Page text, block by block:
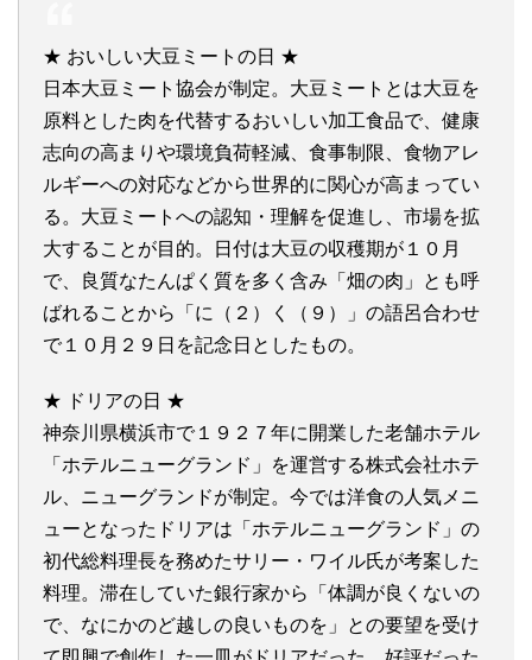
★ おいしい大豆ミートの日 ★
日本大豆ミート協会が制定。大豆ミートとは大豆を
原料とした肉を代替するおいしい加工食品で、健康
志向の高まりや環境負荷軽減、食事制限、食物アレ
ルギーへの対応などから世界的に関心が高まってい
る。大豆ミートへの認知・理解を促進し、市場を拡
大することが目的。日付は大豆の収穫期が１０月
で、良質なたんぱく質を多く含み「畑の肉」とも呼
ばれることから「に（２）く（９）」の語呂合わせ
で１０月２９日を記念日としたもの。
★ ドリアの日 ★
神奈川県横浜市で１９２７年に開業した老舗ホテル
「ホテルニューグランド」を運営する株式会社ホテ
ル、ニューグランドが制定。今では洋食の人気メニ
ューとなったドリアは「ホテルニューグランド」の
初代総料理長を務めたサリー・ワイル氏が考案した
料理。滞在していた銀行家から「体調が良くないの
で、なにかのど越しの良いものを」との要望を受け